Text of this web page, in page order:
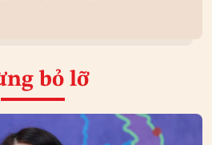
bỏ lỡ